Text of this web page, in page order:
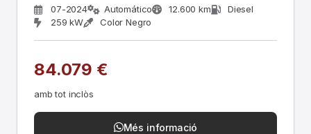
07-2024 Automático 12.600 km
Diesel
259 kW
Color Negro
84.079 €
amb tot inclòs
Més informació